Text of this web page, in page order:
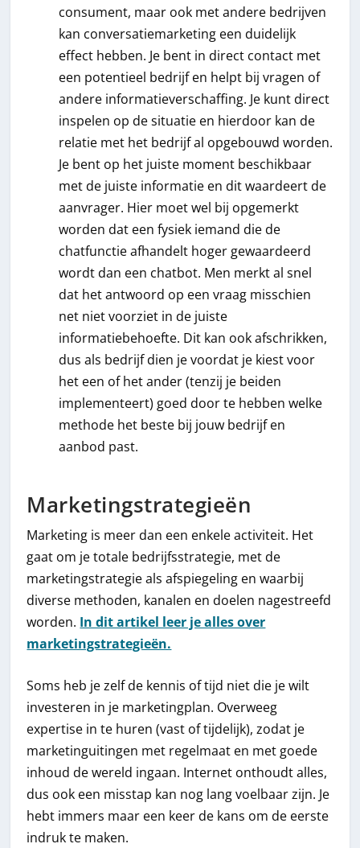
consument, maar ook met andere bedrijven
kan conversatiemarketing een duidelijk
effect hebben. Je bent in direct contact met
een potentieel bedrijf en helpt bij vragen of
andere informatieverschaffing. Je kunt direct
inspelen op de situatie en hierdoor kan de
relatie met het bedrijf al opgebouwd worden.
Je bent op het juiste moment beschikbaar
met de juiste informatie en dit waardeert de
aanvrager. Hier moet wel bij opgemerkt
worden dat een fysiek iemand die de
chatfunctie afhandelt hoger gewaardeerd
wordt dan een chatbot. Men merkt al snel
dat het antwoord op een vraag misschien
net niet voorziet in de juiste
informatiebehoefte. Dit kan ook afschrikken,
dus als bedrijf dien je voordat je kiest voor
het een of het ander (tenzij je beiden
implementeert) goed door te hebben welke
methode het beste bij jouw bedrijf en
aanbod past.
Marketingstrategieën
Marketing is meer dan een enkele activiteit. Het
gaat om je totale bedrijfsstrategie, met de
marketingstrategie als afspiegeling en waarbij
diverse methoden, kanalen en doelen nagestreefd
worden. In dit artikel leer je alles over
marketingstrategieën.
Soms heb je zelf de kennis of tijd niet die je wilt
investeren in je marketingplan. Overweeg
expertise in te huren (vast of tijdelijk), zodat je
marketinguitingen met regelmaat en met goede
inhoud de wereld ingaan. Internet onthoudt alles,
dus ook een misstap kan nog lang voelbaar zijn. Je
hebt immers maar een keer de kans om de eerste
indruk te maken.